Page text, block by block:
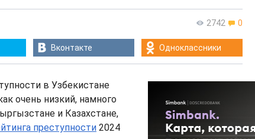
2742 0
Вконтакте Одноклассники
в Узбекистане
очень низкий, намного
и Казахстане,
преступности 2024